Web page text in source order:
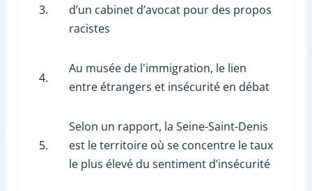
3.
d’un cabinet d’avocat pour des propos
racistes
4.
Au musée de l'immigration, le lien
entre étrangers et insécurité en débat
5.
Selon un rapport, la Seine-Saint-Denis
est le territoire où se concentre le taux
le plus élevé du sentiment d’insécurité